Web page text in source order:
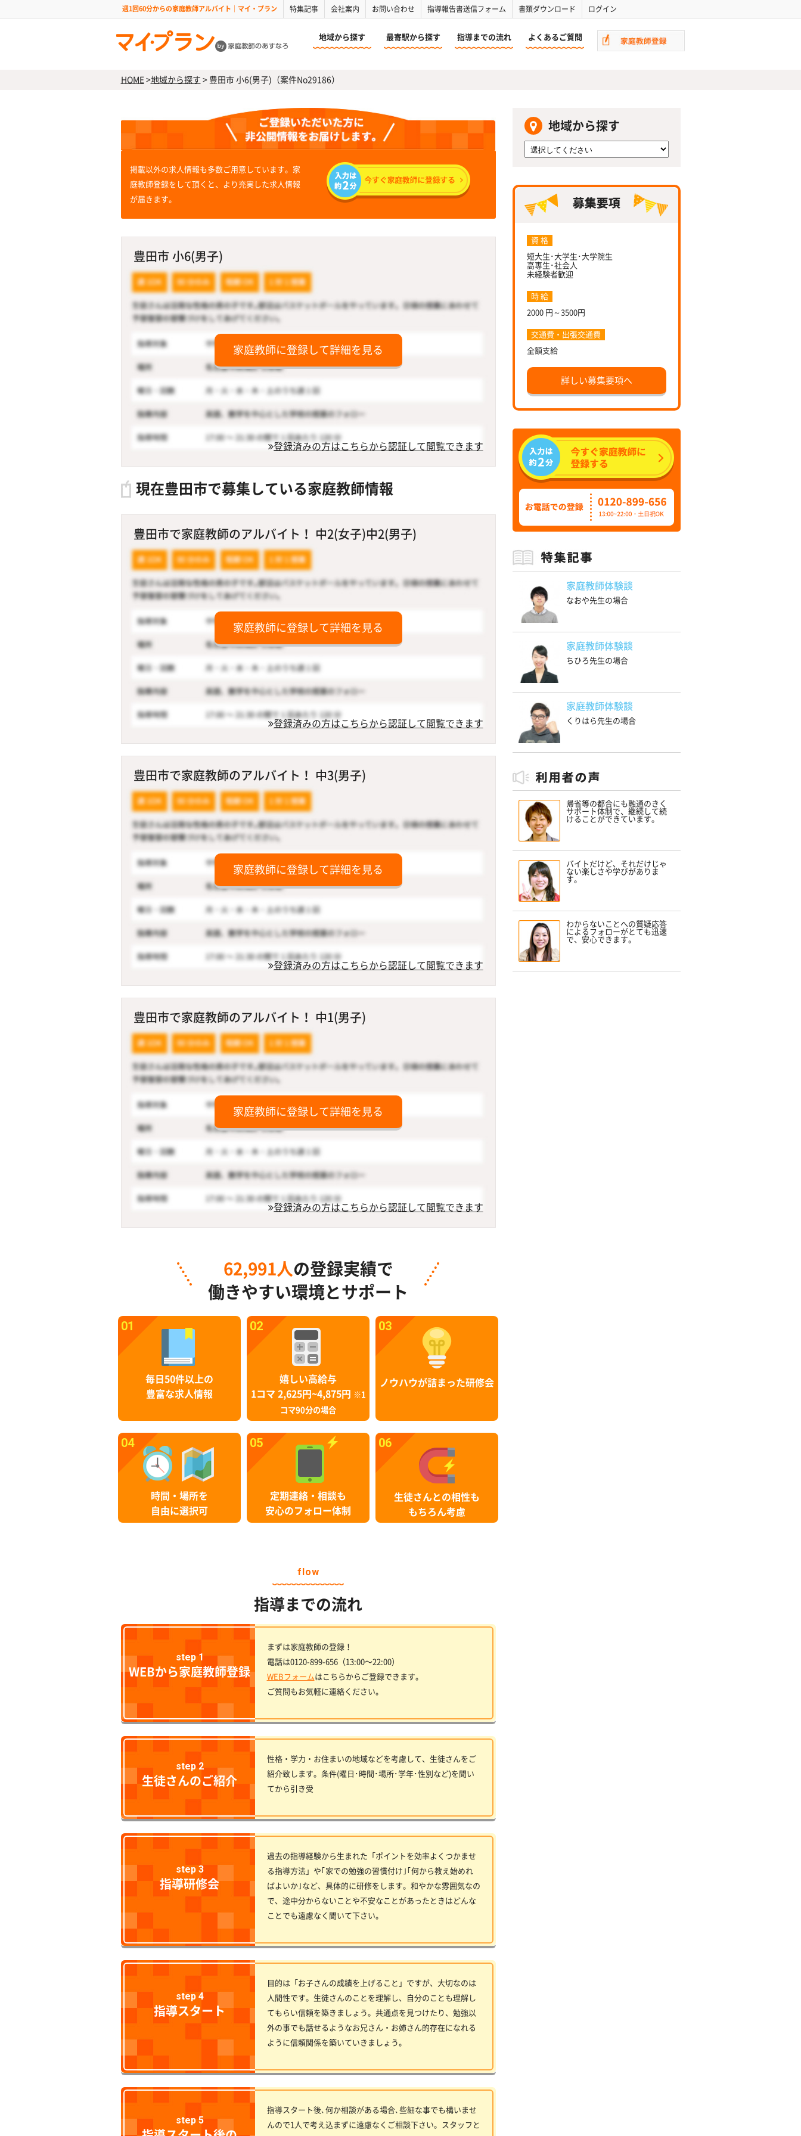
週1回60分からの家庭教師アルバイト｜マイ・プラン 特集記事 会社案内 お問い合わせ 指導報告書送信フォーム 書類ダウンロード ログイン
地域から探す 最寄駅から探す 指導までの流れ よくあるご質問
HOME>地域から探す >豊田市 小6(男子)（案件No29186）
掲載以外の求人情報も多数ご用意しています。家
庭教師登録をして頂くと、より充実した求人情報
が届きます。
豊田市 小6(男子)
家庭教師に登録して詳細を見る
登録済みの方はこちらから認証して閲覧できます
現在豊田市で募集している家庭教師情報
豊田市で家庭教師のアルバイト！ 中2(女子)中2(男子)
家庭教師に登録して詳細を見る
登録済みの方はこちらから認証して閲覧できます
豊田市で家庭教師のアルバイト！ 中3(男子)
家庭教師に登録して詳細を見る
登録済みの方はこちらから認証して閲覧できます
豊田市で家庭教師のアルバイト！ 中1(男子)
家庭教師に登録して詳細を見る
登録済みの方はこちらから認証して閲覧できます
62,991人 の登録実績で
働きやすい環境とサポート
01
毎日50件以上の
豊富な求人情報
02
嬉しい高給与
1コマ 2,625円~4,875円
※1
コマ90分の場合
03
ノウハウが詰まった研修会
04
時間・場所を
自由に選択可
05
定期連絡・相談も
安心のフォロー体制
06
生徒さんとの相性も
もちろん考慮
flow
指導までの流れ
step 1
WEBから家庭教師登録
まずは家庭教師の登録！
電話は0120-899-656（13:00〜22:00）
WEBフォームはこちらからご登録できます。
ご質問もお気軽に連絡ください。
step 2
生徒さんのご紹介
性格・学力・お住まいの地域などを考慮して、生徒さんをご
紹介致します。条件(曜日･時間･場所･学年･性別など)を聞い
てから引き受
step 3
指導研修会
過去の指導経験から生まれた「ポイントを効率よくつかませ
る指導方法」や｢家での勉強の習慣付け｣｢何から教え始めれ
ばよいか｣など、具体的に研修をします。和やかな雰囲気なの
で、途中分からないことや不安なことがあったときはどんな
ことでも遠慮なく聞いて下さい。
step 4
指導スタート
目的は「お子さんの成績を上げること」ですが、大切なのは
人間性です。生徒さんのことを理解し、自分のことも理解し
てもらい信頼を築きましょう。共通点を見つけたり、勉強以
外の事でも話せるようなお兄さん・お姉さん的存在になれる
ように信頼関係を築いていきましょう。
step 5
指導スタート後､何か相談がある場合､些細な事でも構いませ
んので1人で考え込まずに遠慮なくご相談下さい。スタッフと
地域から探す
資 格
短大生･大学生･大学院生
高専生･社会人
未経験者歓迎
時 給
2000 円～3500円
交通費・出張交通費
全額支給
詳しい募集要項へ
家庭教師体験談
なおや先生の場合
家庭教師体験談
ちひろ先生の場合
家庭教師体験談
くりはら先生の場合
帰省等の都合にも融通のきく
サポート体制で、継続して続
けることができています。
バイトだけど、それだけじゃ
ない楽しさや学びがありま
す。
わからないことへの質疑応答
によるフォローがとても迅速
で、安心できます。